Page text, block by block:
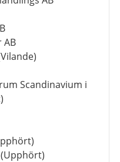
AB
Scandinavium i
(Upphört)